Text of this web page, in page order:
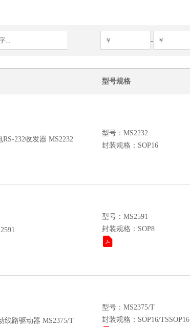
-
型号规格
232收发器 MS2232
型号：MS2232
封装规格：SOP16
型号：MS2591
封装规格：SOP8
线路驱动器 MS2375/T
型号：MS2375/T
封装规格：SOP16/TSSOP16